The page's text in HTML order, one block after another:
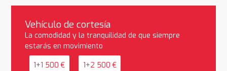
Vehículo de cortesía
La comodidad y la tranquilidad de que siempre
estarás en movimiento
1+1 500 € 1+2 500 €